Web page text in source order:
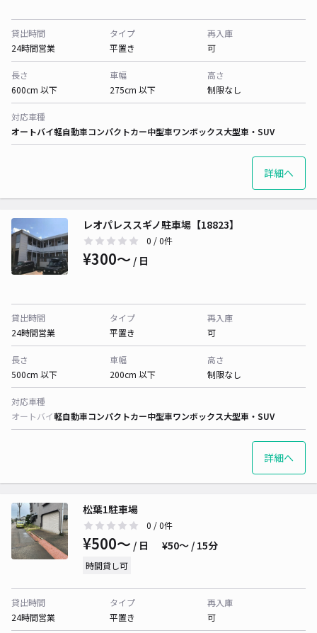
貸出時間
24時間営業
タイプ
平置き
再入庫
可
長さ
600cm 以下
車幅
275cm 以下
高さ
制限なし
対応車種
オートバイ軽自動車コンパクトカー中型車ワンボックス大型車・SUV
詳細へ
レオパレススギノ駐車場【18823】
0 / 0件
¥300〜 / 日
貸出時間
24時間営業
タイプ
平置き
再入庫
可
長さ
500cm 以下
車幅
200cm 以下
高さ
制限なし
対応車種
オートバイ軽自動車コンパクトカー中型車ワンボックス大型車・SUV
詳細へ
松葉1駐車場
0 / 0件
¥500〜 / 日 ¥50〜 / 15分
時間貸し可
貸出時間
24時間営業
タイプ
平置き
再入庫
可